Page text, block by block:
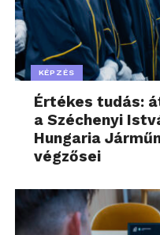
KÉPZÉS
Értékes tudás:
a Széchenyi
Hungaria
végzősei